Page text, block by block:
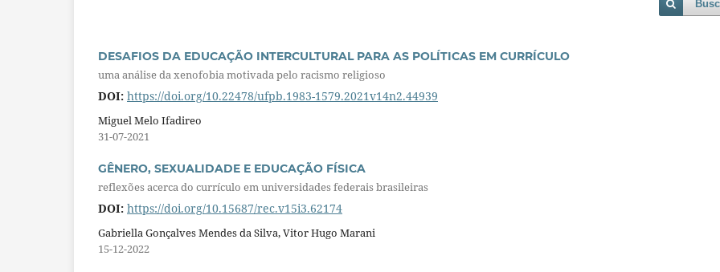
DESAFIOS DA EDUCAÇÃO INTERCULTURAL PARA AS POLÍTICAS EM CURRÍCULO
uma análise da xenofobia motivada pelo racismo religioso
DOI: https://doi.org/10.22478/ufpb.1983-1579.2021v14n2.44939
Miguel Melo Ifadireo
31-07-2021
GÊNERO, SEXUALIDADE E EDUCAÇÃO FÍSICA
reflexões acerca do currículo em universidades federais brasileiras
DOI: https://doi.org/10.15687/rec.v15i3.62174
Gabriella Gonçalves Mendes da Silva, Vitor Hugo Marani
15-12-2022